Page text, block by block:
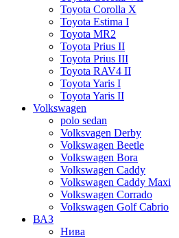
Toyota Corolla X
Toyota Estima I
Toyota MR2
Toyota Prius II
Toyota Prius III
Toyota RAV4 II
Toyota Yaris I
Toyota Yaris II
Volkswagen
polo sedan
Volksvagen Derby
Volkswagen Beetle
Volkswagen Bora
Volkswagen Caddy
Volkswagen Caddy Maxi
Volkswagen Corrado
Volkswagen Golf Cabrio
ВАЗ
Нива